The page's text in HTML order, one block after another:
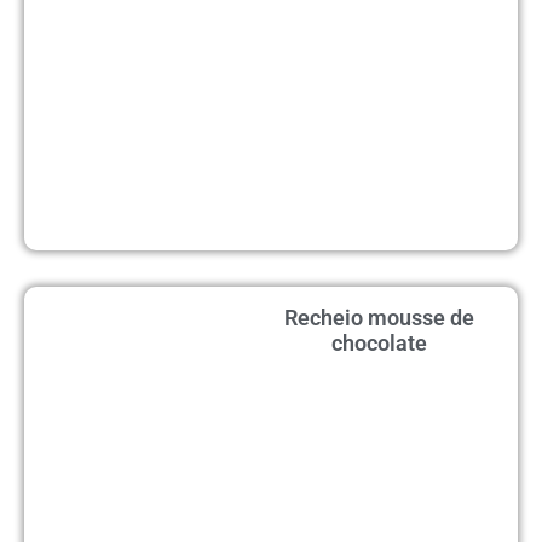
Recheio mousse de
chocolate